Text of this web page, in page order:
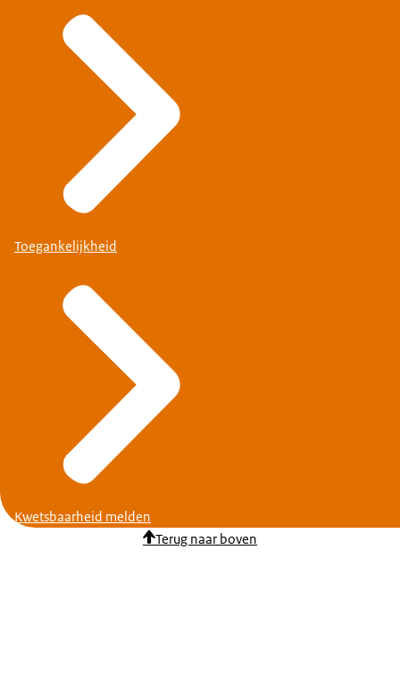
Toegankelijkheid
Kwetsbaarheid melden
Terug naar boven